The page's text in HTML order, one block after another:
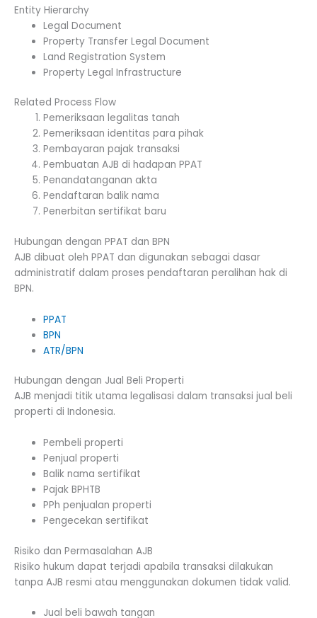
Entity Hierarchy
Legal Document
Property Transfer Legal Document
Land Registration System
Property Legal Infrastructure
Related Process Flow
Pemeriksaan legalitas tanah
Pemeriksaan identitas para pihak
Pembayaran pajak transaksi
Pembuatan AJB di hadapan PPAT
Penandatanganan akta
Pendaftaran balik nama
Penerbitan sertifikat baru
Hubungan dengan PPAT dan BPN
AJB dibuat oleh PPAT dan digunakan sebagai dasar
administratif dalam proses pendaftaran peralihan hak di
BPN.
PPAT
BPN
ATR/BPN
Hubungan dengan Jual Beli Properti
AJB menjadi titik utama legalisasi dalam transaksi jual beli
properti di Indonesia.
Pembeli properti
Penjual properti
Balik nama sertifikat
Pajak BPHTB
PPh penjualan properti
Pengecekan sertifikat
Risiko dan Permasalahan AJB
Risiko hukum dapat terjadi apabila transaksi dilakukan
tanpa AJB resmi atau menggunakan dokumen tidak valid.
Jual beli bawah tangan